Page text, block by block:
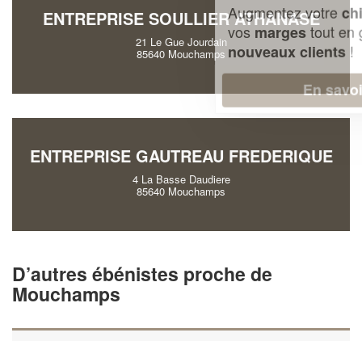
ENTREPRISE SOULLIER ATHANASE
21 Le Gue Jourdain
85640 Mouchamps
ENTREPRISE GAUTREAU FREDERIQUE
4 La Basse Daudiere
85640 Mouchamps
D’autres ébénistes proche de
Mouchamps
Augmentez votrechiffre d'affaireset
vosmargestout en gagnant de
nouveaux clients!
En savoir plus